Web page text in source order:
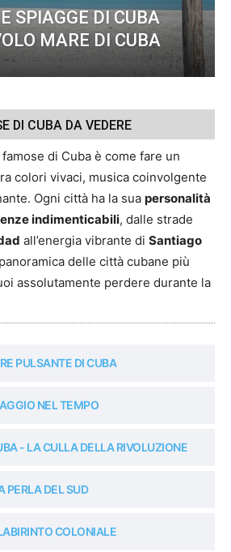
SPIAGGE DI CUBA
MARE DI CUBA
DI CUBA DA VEDERE
di Cuba è come fare un
colori vivaci, musica coinvolgente
Ogni città ha la sua personalità
indimenticabili, dalle strade
all’energia vibrante di Santiago
delle città cubane più
assolutamente perdere durante la
PULSANTE DI CUBA
NEL TEMPO
- LA CULLA DELLA RIVOLUZIONE
PERLA DEL SUD
COLONIALE